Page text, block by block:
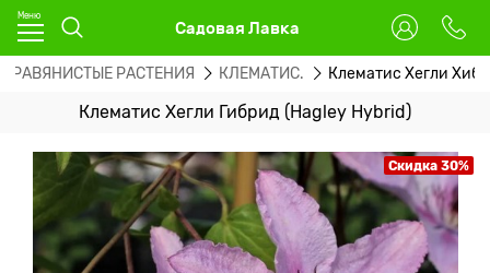
Садовая Лавка
РАСТЕНИЯ КЛЕМАТИС. Клематис Хегли
Клематис Хегли Гибрид (Hagley Hybrid)
Скидка 30%